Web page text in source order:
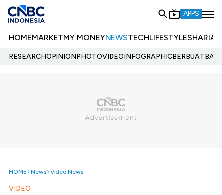
APPS
HOMEMARKETMY MONEYNEWSTECHLIFESTYLESHARIA
RESEARCHOPINIONPHOTOVIDEOINFOGRAPHIC
HOME News Video News
VIDEO